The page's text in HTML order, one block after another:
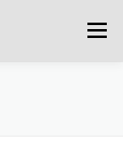
Menu